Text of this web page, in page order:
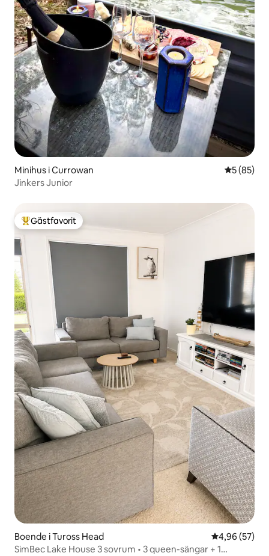
Minihus i Currowan 5 av 5 i
5 (85)
Jinkers Junior
Populär gästfavorit
Gästfavorit
Boende i Tuross Head 4,96 av 5 i
4,96 (57)
SimBec Lake House 3 sovrum • 3 queen-sängar + 1